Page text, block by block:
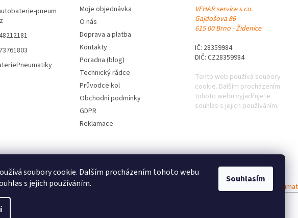
soubory cookie. Dalším procházením tohoto webu
s jejich používáním.
Souhlasím
pneum
Moje objednávka
O nás
Doprava a platba
Kontakty
Poradna (blog)
Technický rádce
Průvodce kol
Obchodní podmínky
GDPR
Reklamace
VEHAR service s.r.o.
Gajdošova 86
615 00 Brno - Židenice
IČ: 28359984
DIČ: CZ28359984
Tento web používá soubory
cookie. Dalším procházením
tohoto webu vyjadřujete
souhlas s jejich používáním.
|Levné pneumatiky s dopravou zdarma Zimní pneumatiky Celoroční
vyhrazena.